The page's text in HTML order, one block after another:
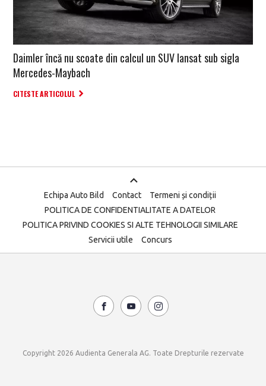
Daimler încă nu scoate din calcul un SUV lansat sub sigla
Mercedes-Maybach
CITESTE ARTICOLUL
Echipa Auto Bild Contact
Termeni și condiții
POLITICA DE CONFIDENTIALITATE A DATELOR
POLITICA PRIVIND COOKIES SI ALTE TEHNOLOGII SIMILARE
Servicii utile
Concurs
Copyright 2026 Audienta Generala AG. Toate Drepturile rezervate